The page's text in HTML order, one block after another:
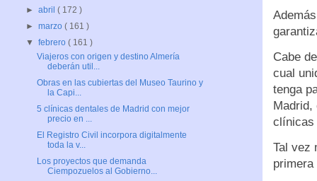
Cabe
cual
tenga
Madrid,
clínicas
Tal vez
►abril( 172 )
►marzo( 161 )
▼febrero( 161 )
Viajeros con origen y destino Almería
deberán util...
Obras en las cubiertas del Museo Taurino y
la Capi...
5 clínicas dentales de Madrid con mejor
precio en ...
El Registro Civil incorpora digitalmente
toda la v...
Los proyectos que demanda
Ciempozuelos al Gobierno...